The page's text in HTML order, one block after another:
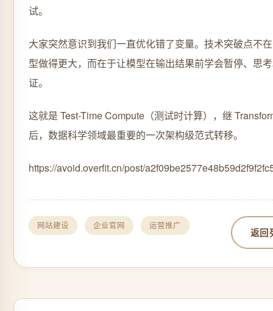
试。
大家突然意识到我们一直优化错了变量。技术突破点不
型做得更大，而在于让模型在输出结果前学会暂停、思
证。
这就是 Test-Time Compute（测试时计算），继
后，数据科学领域最重要的一次架构级范式转移。
https://avoid.overfit.cn/post/
网站建设 企业官网 运营推广
返回